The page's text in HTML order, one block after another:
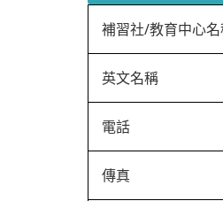
補習社/教育中心
英文名稱
電話
傳真